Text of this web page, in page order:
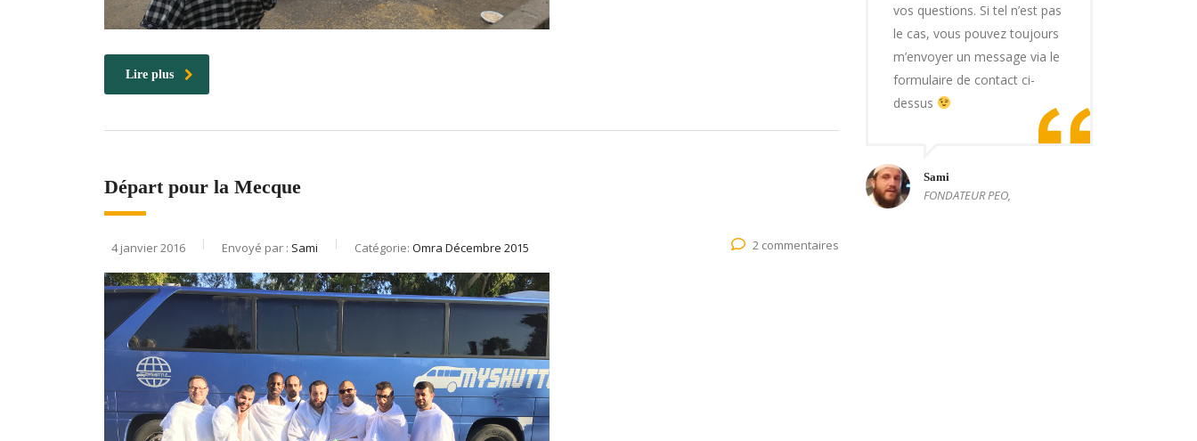
Lire plus
Départ pour la Mecque
4 janvier 2016 Envoyé par : Sami Catégorie: Omra Décembre 2015 2 commentaires
vos questions. Si tel n’est pas
le cas, vous pouvez toujours
m’envoyer un message via le
formulaire de contact ci-
dessus
Sami
FONDATEUR PEO,